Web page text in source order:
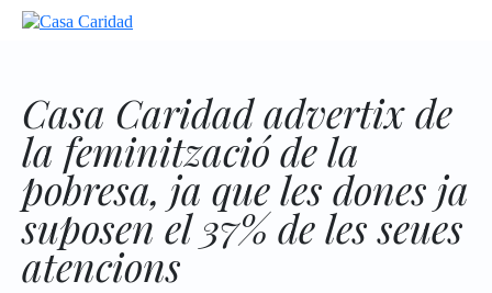
Casa Caridad advertix de
la feminització de la
pobresa, ja que les dones ja
suposen el 37% de les seues
atencions